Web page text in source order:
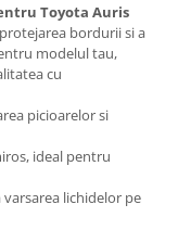
Toyota Auris
bordurii si a
modelul tau,
cu
picioarelor si
ideal pentru
lichidelor pe